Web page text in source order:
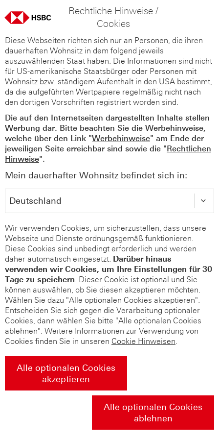
Rechtliche Hinweise /
Cookies
Diese Webseiten richten sich nur an Personen, die ihren
dauerhaften Wohnsitz in dem folgend jeweils
auszuwählenden Staat haben. Die Informationen sind nicht
für US-amerikanische Staatsbürger oder Personen mit
Wohnsitz bzw. ständigem Aufenthalt in den USA bestimmt,
da die aufgeführten Wertpapiere regelmäßig nicht nach
den dortigen Vorschriften registriert worden sind.
Die auf den Internetseiten dargestellten Inhalte stellen
Werbung dar. Bitte beachten Sie die Werbehinweise,
welche über den Link "Werbehinweise" am Ende der
jeweiligen Seite erreichbar sind sowie die "Rechtlichen
Hinweise".
Mein dauerhafter Wohnsitz befindet sich in:
Wir verwenden Cookies, um sicherzustellen, dass unsere
Webseite und Dienste ordnungsgemäß funktionieren.
Diese Cookies sind unbedingt erforderlich und werden
daher automatisch eingesetzt. Darüber hinaus
verwenden wir Cookies, um Ihre Einstellungen für 30
Tage zu speichern. Dieser Cookie ist optional und Sie
können auswählen, ob Sie diesen akzeptieren möchten.
Wählen Sie dazu "Alle optionalen Cookies akzeptieren".
Entscheiden Sie sich gegen die Verarbeitung optionaler
Cookies, dann wählen Sie bitte "Alle optionalen Cookies
ablehnen". Weitere Informationen zur Verwendung von
Cookies finden Sie in unseren Cookie Hinweisen.
Alle optionalen Cookies
akzeptieren
Alle optionalen Cookies
ablehnen